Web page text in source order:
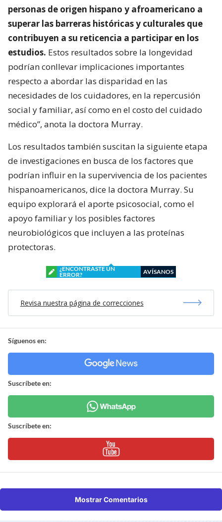
personas de origen hispano y afroamericano a
superar las barreras históricas y culturales que
contribuyen a su reticencia a participar en los
estudios. Estos resultados sobre la longevidad
podrían conllevar implicaciones importantes
respecto a abordar las disparidad en las
necesidades de los cuidadores, en la repercusión
social y familiar, así como en el costo del cuidado
médico”, anota la doctora Murray.
Los resultados también suscitan la siguiente etapa
de investigaciones en busca de los factores que
podrían influir en la supervivencia de los pacientes
hispanoamericanos, dice la doctora Murray. Su
equipo explorará el aporte psicosocial, como el
apoyo familiar y los posibles factores
neurobiológicos que incluyen a las proteínas
protectoras.
¿ENCONTRASTE UN
ERROR?
AVÍSANOS
Revisa nuestra página de correcciones
Síguenos en:
Suscríbete en:
Suscríbete en:
Mostrar Comentarios